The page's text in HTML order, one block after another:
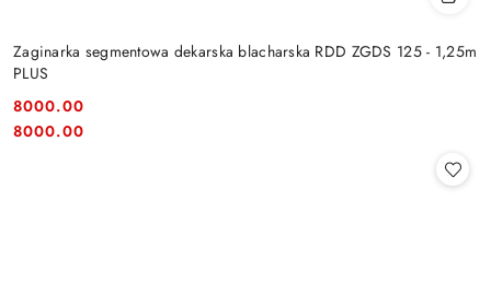
Zaginarka segmentowa dekarska blacharska RDD ZGDS 125 - 1,25m
PLUS
Cena:
8000.00
Cena:
8000.00